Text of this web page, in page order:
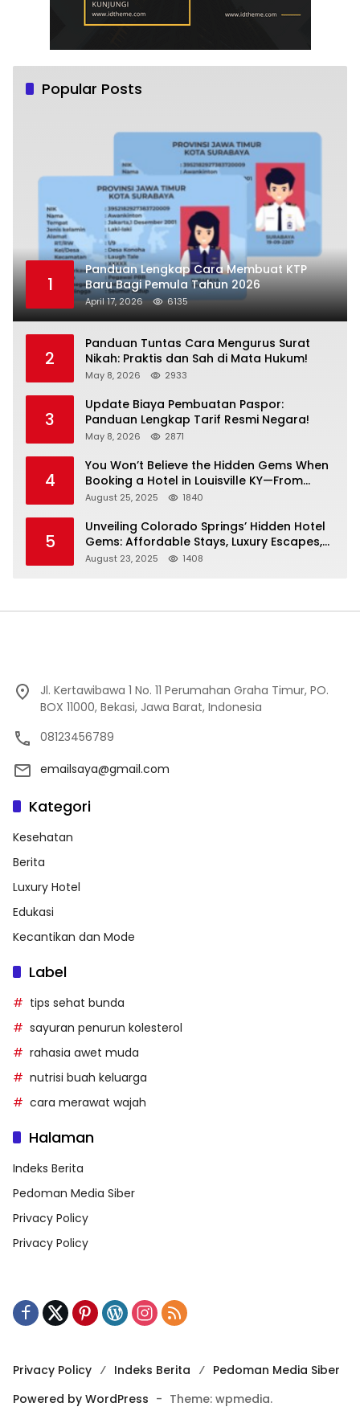
Popular Posts
1
Panduan Lengkap Cara Membuat KTP
Baru Bagi Pemula Tahun 2026
April 17, 2026 6135
2
Panduan Tuntas Cara Mengurus Surat
Nikah: Praktis dan Sah di Mata Hukum!
May 8, 2026 2933
3
Update Biaya Pembuatan Paspor:
Panduan Lengkap Tarif Resmi Negara!
May 8, 2026 2871
4
You Won’t Believe the Hidden Gems When
Booking a Hotel in Louisville KY—From
Cheap to Luxe!
August 25, 2025 1840
5
Unveiling Colorado Springs’ Hidden Hotel
Gems: Affordable Stays, Luxury Escapes,
and Everything In Between!
August 23, 2025 1408
Jl. Kertawibawa 1 No. 11 Perumahan Graha Timur, PO.
BOX 11000, Bekasi, Jawa Barat, Indonesia
08123456789
emailsaya@gmail.com
Kategori
Kesehatan
Berita
Luxury Hotel
Edukasi
Kecantikan dan Mode
Label
tips sehat bunda
sayuran penurun kolesterol
rahasia awet muda
nutrisi buah keluarga
cara merawat wajah
Halaman
Indeks Berita
Pedoman Media Siber
Privacy Policy
Privacy Policy
Privacy Policy Indeks Berita
Pedoman Media Siber
Powered by WordPress - Theme: wpmedia.